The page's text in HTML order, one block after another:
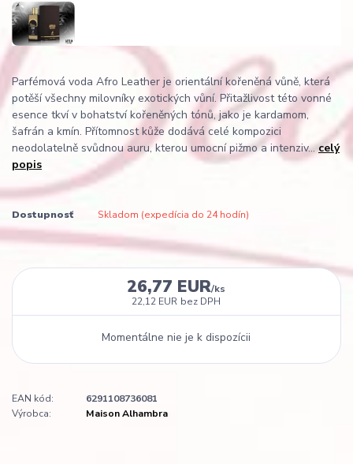
Parfémová voda Afro Leather je orientální kořeněná vůně, která
potěší všechny milovníky exotických vůní. Přitažlivost této vonné
esence tkví v bohatství kořeněných tónů, jako je kardamom,
šafrán a kmín. Přítomnost kůže dodává celé kompozici
neodolatelně svůdnou auru, kterou umocní pižmo a intenziv...celý
popis
Dostupnosť Skladom (expedícia do 24 hodín)
26,77 EUR/ks
22,12 EUR bez DPH
Momentálne nie je k dispozícii
EAN kód:
6291108736081
Výrobca:
Maison Alhambra